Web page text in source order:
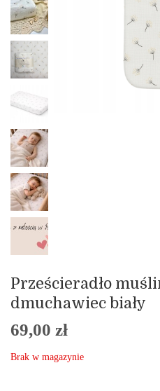
Prześcieradło
dmuchawiec biały
69,00 zł
Brak w magazynie